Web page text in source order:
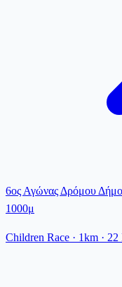
6ος Αγώνας Δρόμου
1000μ
Children Race · 1km ·